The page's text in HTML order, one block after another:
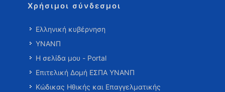
Χρήσιμοι σύνδεσμοι
Ελληνική κυβέρνηση
ΥΝΑΝΠ
Η σελίδα μου - Portal
Επιτελική Δομή ΕΣΠΑ ΥΝΑΝΠ
Κώδικας Ηθικής και Επαγγελματικής